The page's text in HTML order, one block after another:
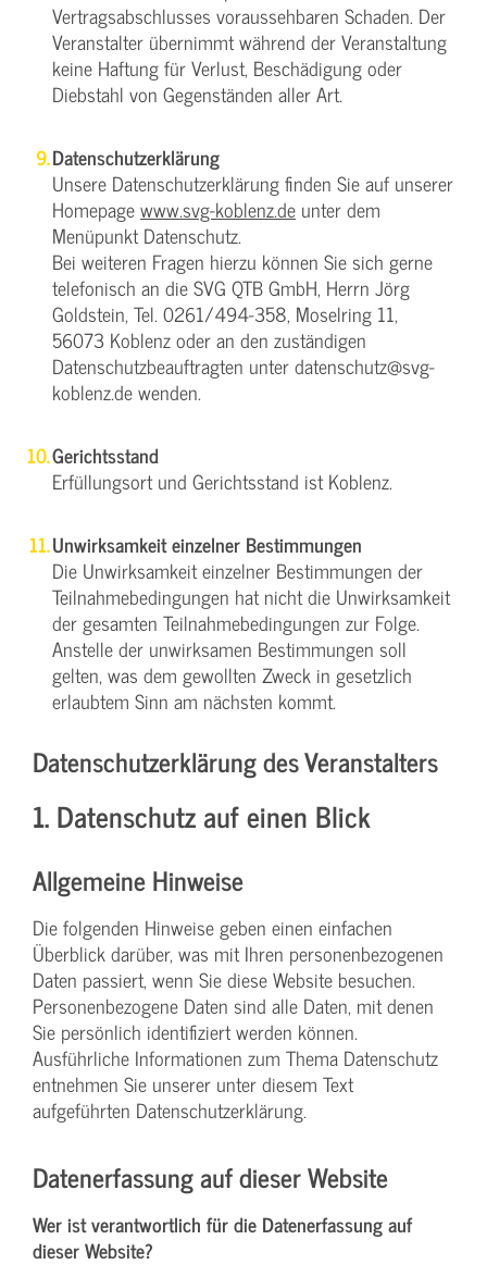
Vertragsabschlusses voraussehbaren Schaden. Der
Veranstalter übernimmt während der Veranstaltung
keine Haftung für Verlust, Beschädigung oder
Diebstahl von Gegenständen aller Art.
Datenschutzerklärung
Unsere Datenschutzerklärung finden Sie auf unserer
Homepagewww.svg-koblenz.de unter dem
Menüpunkt Datenschutz.
Bei weiteren Fragen hierzu können Sie sich gerne
telefonisch an die SVG QTB GmbH, Herrn Jörg
Goldstein, Tel. 0261/494-358, Moselring 11,
56073 Koblenz oder an den zuständigen
Datenschutzbeauftragten unter datenschutz@svg-
koblenz.de wenden.
Gerichtsstand
Erfüllungsort und Gerichtsstand ist Koblenz.
Unwirksamkeit einzelner Bestimmungen
Die Unwirksamkeit einzelner Bestimmungen der
Teilnahmebedingungen hat nicht die Unwirksamkeit
der gesamten Teilnahmebedingungen zur Folge.
Anstelle der unwirksamen Bestimmungen soll
gelten, was dem gewollten Zweck in gesetzlich
erlaubtem Sinn am nächsten kommt.
Datenschutzerklärung des Veranstalters
1. Datenschutz auf einen Blick
Allgemeine Hinweise
Die folgenden Hinweise geben einen einfachen
Überblick darüber, was mit Ihren personenbezogenen
Daten passiert, wenn Sie diese Website besuchen.
Personenbezogene Daten sind alle Daten, mit denen
Sie persönlich identifiziert werden können.
Ausführliche Informationen zum Thema Datenschutz
entnehmen Sie unserer unter diesem Text
aufgeführten Datenschutzerklärung.
Datenerfassung auf dieser Website
Wer ist verantwortlich für die Datenerfassung auf
dieser Website?